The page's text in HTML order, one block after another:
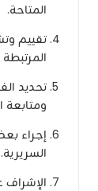
المتاحة.
تقييم
تحديد
ومتابعة
إجراء
السريرية.